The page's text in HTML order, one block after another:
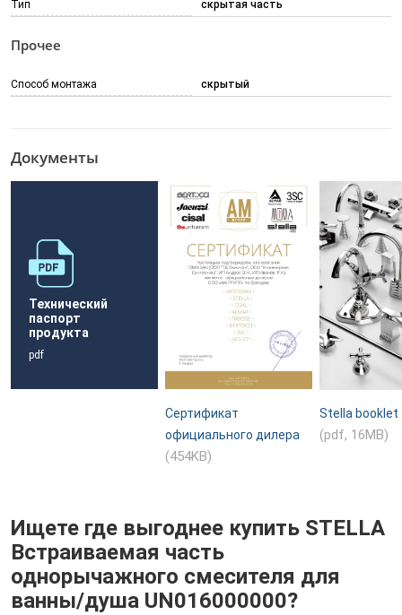
Тип скрытая часть
Прочее
Способ монтажа скрытый
Документы
Технический
паспорт
продукта
pdf
Сертификат
официального дилера
(454KB)
Stella booklet
(pdf, 16MB)
Ищете где выгоднее купить STELLA
Встраиваемая часть
однорычажного смесителя для
ванны/душа UN016000000?